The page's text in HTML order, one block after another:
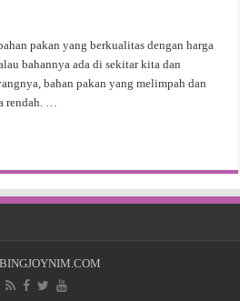
pakan yang berkualitas dengan harga
bahannya ada di sekitar kita dan
bahan pakan yang melimpah dan
rendah. …